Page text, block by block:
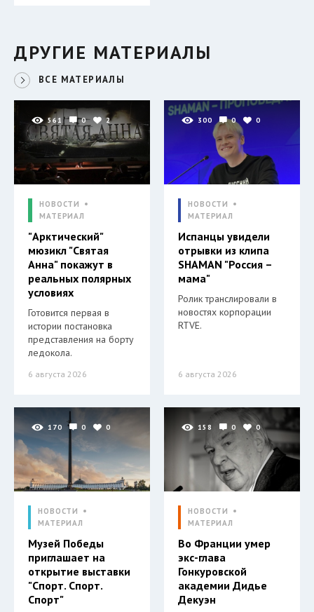
ДРУГИЕ МАТЕРИАЛЫ
ВСЕ МАТЕРИАЛЫ
561 0 2
НОВОСТИ
МАТЕРИАЛ
"Арктический"
мюзикл "Святая
Анна" покажут в
реальных полярных
условиях
Готовится первая в
истории постановка
представления на борту
ледокола.
6 августа 2026
300 0 0
НОВОСТИ
МАТЕРИАЛ
Испанцы увидели
отрывки из клипа
SHAMAN "Россия –
мама"
Ролик транслировали в
новостях корпорации
RTVE.
6 августа 2026
170 0 0
НОВОСТИ
МАТЕРИАЛ
Музей Победы
приглашает на
открытие выставки
"Спорт. Спорт.
Спорт"
158 0 0
НОВОСТИ
МАТЕРИАЛ
Во Франции умер
экс-глава
Гонкуровской
академии Дидье
Декуэн